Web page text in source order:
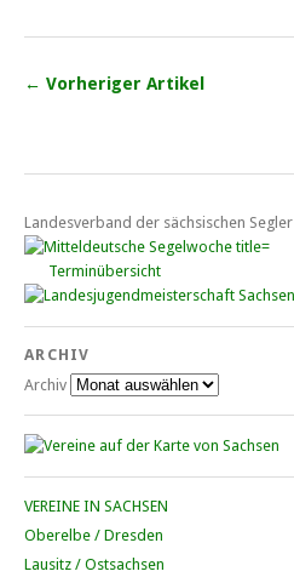
← Vorheriger Artikel
Landesverband der sächsischen Segler
Terminübersicht
ARCHIV
Archiv
VEREINE IN SACHSEN
Oberelbe / Dresden
Lausitz / Ostsachsen